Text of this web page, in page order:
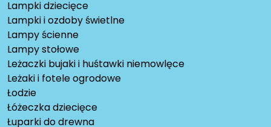
Lampki dziecięce
Lampki i ozdoby świetlne
Lampy ścienne
Lampy stołowe
Leżaczki bujaki i huśtawki niemowlęce
Leżaki i fotele ogrodowe
Łodzie
Łóżeczka dziecięce
Łuparki do drewna